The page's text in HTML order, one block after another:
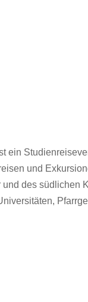
ein
und
des südlichen